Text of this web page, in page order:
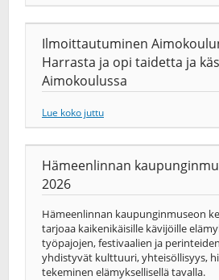
Ilmoittautuminen
Harrasta ja opi taidetta ja
Aimokoulussa
Lue koko juttu
Hämeenlinnan
2026
Hämeenlinnan kaupunginmuseon
tarjoaa kaikenikäisille kävijöille
työpajojen, festivaalien ja
yhdistyvät kulttuuri, yhteisöllisyys,
tekeminen elämyksellisellä tavalla.